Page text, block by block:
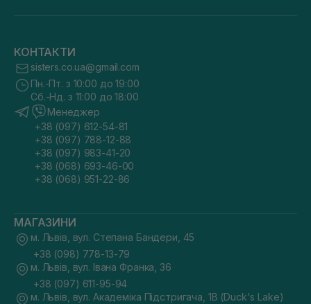
КОНТАКТИ
sisters.co.ua@gmail.com
Пн.-Пт. з 10:00 до 19:00
Сб.-Нд. з 11:00 до 18:00
Менеджер
+38 (097) 612-54-81
+38 (097) 788-12-88
+38 (097) 983-41-20
+38 (068) 693-46-00
+38 (068) 951-22-86
МАГАЗИНИ
м. Львів, вул. Степана Бандери, 45
+38 (098) 778-13-79
м. Львів, вул. Івана Франка, 36
+38 (097) 611-95-94
м. Львів, вул. Академіка Підстригача, 1В (Duck's Lake)